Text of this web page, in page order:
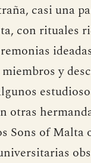
casi una
con rituales
y
otras
Sons of Malta